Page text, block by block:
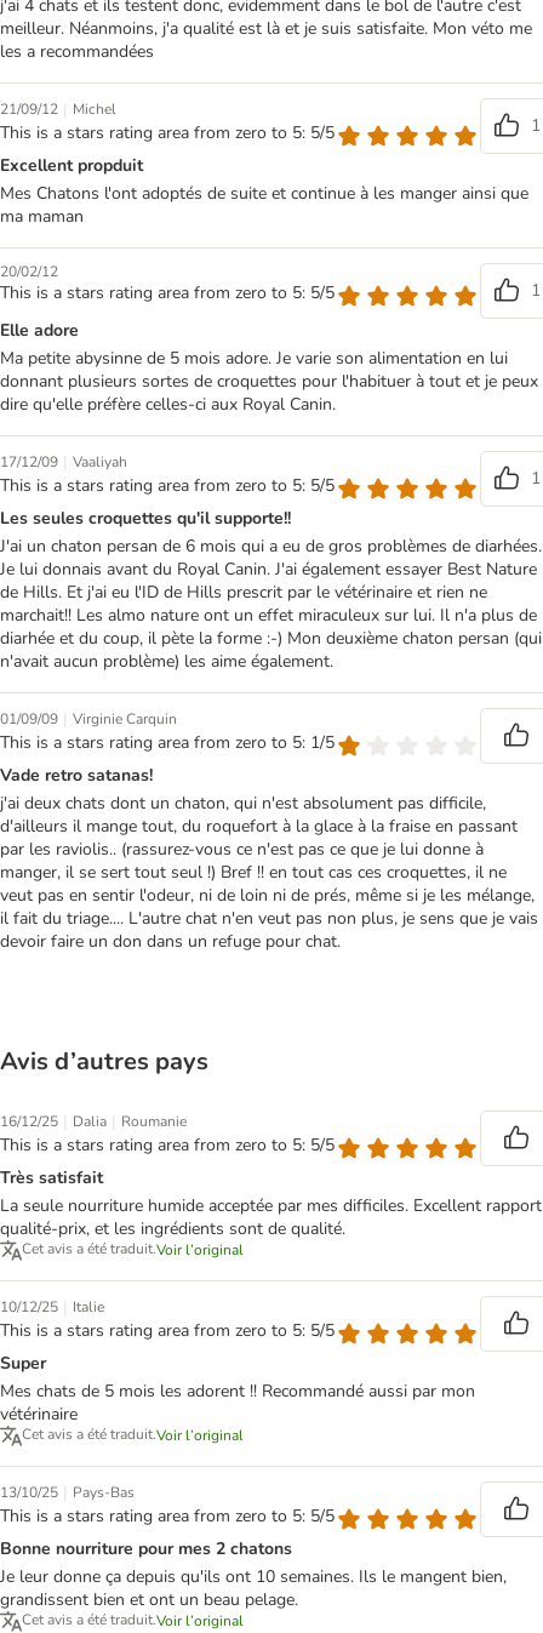
j'ai 4 chats et ils testent donc, evidemment dans le bol de l'autre c'est
meilleur. Néanmoins, j'a qualité est là et je suis satisfaite. Mon véto me
les a recommandées
21/09/12 | Michel
This is a stars rating area from zero to 5: 5/5
1
Excellent propduit
Mes Chatons l'ont adoptés de suite et continue à les manger ainsi que
ma maman
20/02/12
This is a stars rating area from zero to 5: 5/5
1
Elle adore
Ma petite abysinne de 5 mois adore. Je varie son alimentation en lui
donnant plusieurs sortes de croquettes pour l'habituer à tout et je peux
dire qu'elle préfère celles-ci aux Royal Canin.
17/12/09 | Vaaliyah
This is a stars rating area from zero to 5: 5/5
1
Les seules croquettes qu'il supporte!!
J'ai un chaton persan de 6 mois qui a eu de gros problèmes de diarhées.
Je lui donnais avant du Royal Canin. J'ai également essayer Best Nature
de Hills. Et j'ai eu l'ID de Hills prescrit par le vétérinaire et rien ne
marchait!! Les almo nature ont un effet miraculeux sur lui. Il n'a plus de
diarhée et du coup, il pète la forme :-) Mon deuxième chaton persan (qui
n'avait aucun problème) les aime également.
01/09/09 | Virginie Carquin
This is a stars rating area from zero to 5: 1/5
Vade retro satanas!
j'ai deux chats dont un chaton, qui n'est absolument pas difficile,
d'ailleurs il mange tout, du roquefort à la glace à la fraise en passant
par les raviolis.. (rassurez-vous ce n'est pas ce que je lui donne à
manger, il se sert tout seul !) Bref !! en tout cas ces croquettes, il ne
veut pas en sentir l'odeur, ni de loin ni de prés, même si je les mélange,
il fait du triage.... L'autre chat n'en veut pas non plus, je sens que je vais
devoir faire un don dans un refuge pour chat.
Avis d’autres pays
16/12/25 | Dalia | Roumanie
This is a stars rating area from zero to 5: 5/5
Très satisfait
La seule nourriture humide acceptée par mes difficiles. Excellent rapport
qualité-prix, et les ingrédients sont de qualité.
Cet avis a été traduit.Voir l’original
10/12/25 | Italie
This is a stars rating area from zero to 5: 5/5
Super
Mes chats de 5 mois les adorent !! Recommandé aussi par mon
vétérinaire
Cet avis a été traduit.Voir l’original
13/10/25 | Pays-Bas
This is a stars rating area from zero to 5: 5/5
Bonne nourriture pour mes 2 chatons
Je leur donne ça depuis qu'ils ont 10 semaines. Ils le mangent bien,
grandissent bien et ont un beau pelage.
Cet avis a été traduit.Voir l’original